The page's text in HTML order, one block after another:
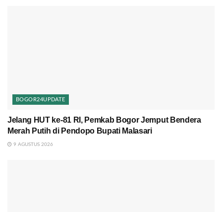
BOGOR24UPDATE
Jelang HUT ke-81 RI, Pemkab Bogor Jemput Bendera
Merah Putih di Pendopo Bupati Malasari
9 AGUSTUS 2026